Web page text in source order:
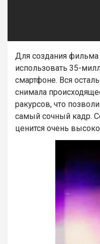
Для создания
использовать 35-
смартфоне. Вся
снимала
ракурсов, что
самый сочный кадр.
ценится очень